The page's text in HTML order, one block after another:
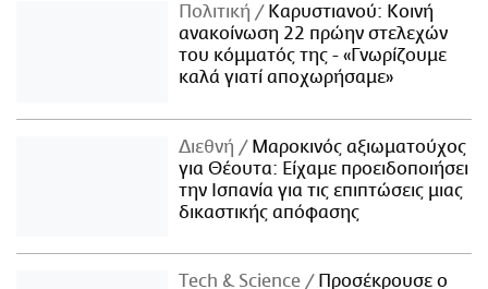
Πολιτική
Καρυστιανού: Κοινή
ανακοίνωση 22 πρώην στελεχών
του κόμματός της - «Γνωρίζουμε
καλά γιατί αποχωρήσαμε»
Διεθνή
Μαροκινός αξιωματούχος
για Θέουτα: Είχαμε προειδοποιήσει
την Ισπανία για τις επιπτώσεις μιας
δικαστικής απόφασης
Τech & Science
Προσέκρουσε ο